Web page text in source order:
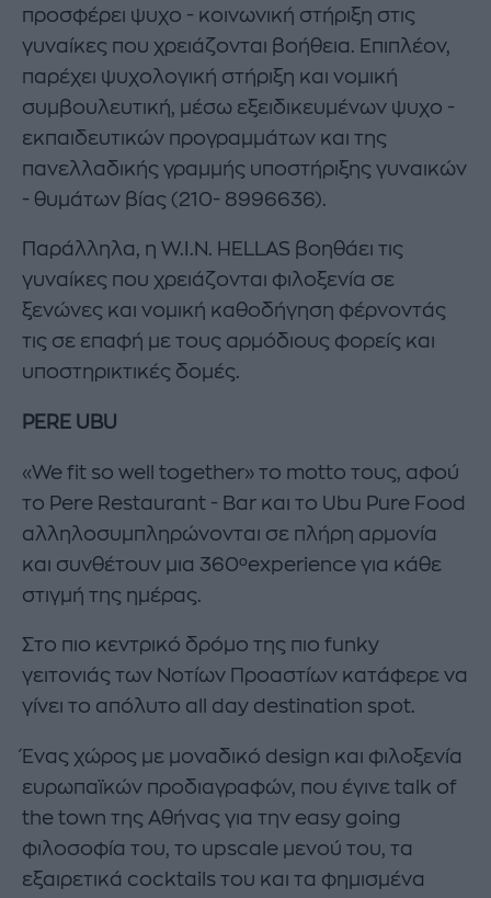
προσφέρει ψυχο - κοινωνική στήριξη στις
γυναίκες που χρειάζονται βοήθεια. Επιπλέον,
παρέχει ψυχολογική στήριξη και νομική
συμβουλευτική, μέσω εξειδικευμένων ψυχο -
εκπαιδευτικών προγραμμάτων και της
πανελλαδικής γραμμής υποστήριξης γυναικών
- θυμάτων βίας (210- 8996636).
Παράλληλα, η W.I.N. HELLAS βοηθάει τις
γυναίκες που χρειάζονται φιλοξενία σε
ξενώνες και νομική καθοδήγηση φέρνοντάς
τις σε επαφή με τους αρμόδιους φορείς και
υποστηρικτικές δομές.
PERE UBU
«We fit so well together» το motto τους, αφού
το Pere Restaurant - Bar και το Ubu Pure Food
αλληλοσυμπληρώνονται σε πλήρη αρμονία
και συνθέτουν μια 360⁰experience για κάθε
στιγμή της ημέρας.
Στο πιο κεντρικό δρόμο της πιο funky
γειτονιάς των Νοτίων Προαστίων κατάφερε να
γίνει το απόλυτο all day destination spot.
Ένας χώρος µε µοναδικό design και φιλοξενία
ευρωπαϊκών προδιαγραφών, που έγινε talk of
the town της Αθήνας για την easy going
φιλοσοφία του, το upscale µενού του, τα
εξαιρετικά cocktails του και τα φηµισµένα